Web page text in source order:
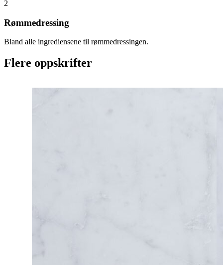
2
Rømmedressing
Bland alle ingrediensene til rømmedressingen.
Flere oppskrifter